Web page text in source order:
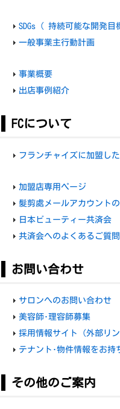
SDGs ( 持続可能な開発
一般事業主行動計画
事業概要
出店事例紹介
FCについて
フランチャイズに加盟し
加盟店専用ページ
髮剪處メールアカウント
日本ビューティー共済会
共済会へのよくあるご質問
お問い合わせ
サロンへのお問い合わせ
美容師･理容師募集
採用情報サイト（外部リン
テナント･物件情報をお持
その他のご案内